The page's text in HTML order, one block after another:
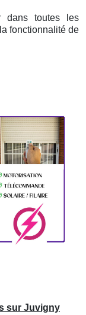
dans toutes les
fonctionnalité de
sur Juvigny